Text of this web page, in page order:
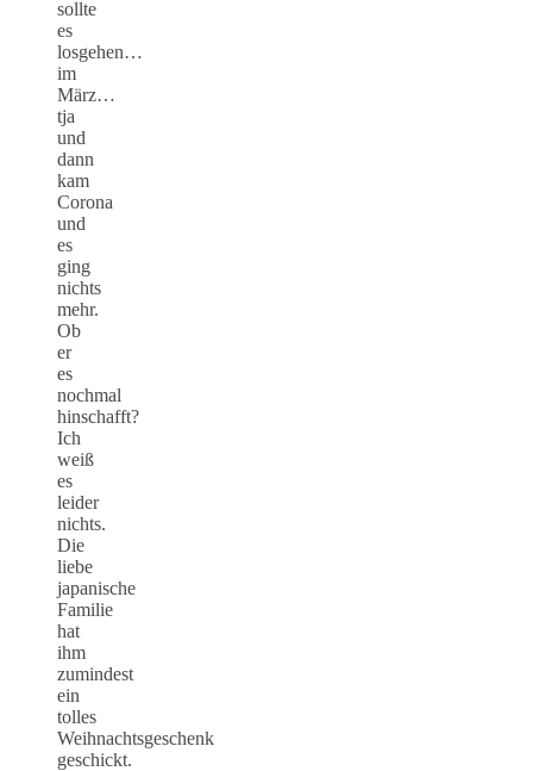
sollte
es
losgehen…
im
März…
tja
und
dann
kam
Corona
und
es
ging
nichts
mehr.
Ob
er
es
nochmal
hinschafft?
Ich
weiß
es
leider
nichts.
Die
liebe
japanische
Familie
hat
ihm
zumindest
ein
tolles
Weihnachtsgeschenk
geschickt.